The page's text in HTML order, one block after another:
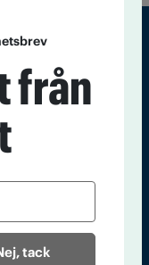
och nykterhet
116 33 Stockholm
från
tack